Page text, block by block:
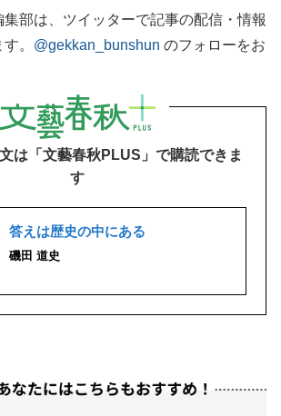
部は、ツイッターで記事の配信・情報
。 @gekkan_bunshun のフォローをお
は「文藝春秋PLUS」で購読できま
す
答えは歴史の中にある
磯田 道史